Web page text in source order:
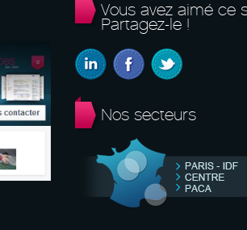
Vous avez aimé ce
Partagez-le !
Nos secteurs